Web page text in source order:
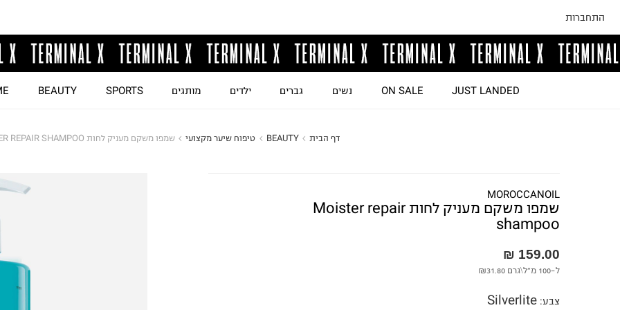
התחברות
JUST LANDED
ON SALE נשים גברים ילדים מותגים SPORTS
BEAUTY
דף הבית BEAUTY טיפוח שיער מקצועי שמפו משקם מעניק לחות MOISTER REPAIR SHAMPOO
MOROCCANOIL
שמפו משקם מעניק לחות Moister repair
shampoo
159.00 ₪
₪31.80 ל-100 מ"ל\גרם
צבע:
Silverlite